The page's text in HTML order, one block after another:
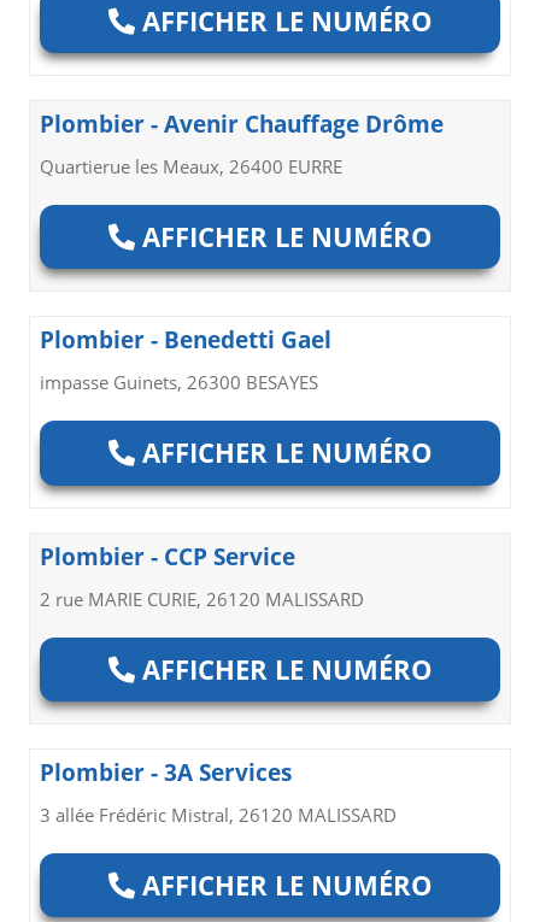
AFFICHER LE NUMÉRO
Plombier - Avenir Chauffage Drôme
Quartierue les Meaux, 26400 EURRE
AFFICHER LE NUMÉRO
Plombier - Benedetti Gael
impasse Guinets, 26300 BESAYES
AFFICHER LE NUMÉRO
Plombier - CCP Service
2 rue MARIE CURIE, 26120 MALISSARD
AFFICHER LE NUMÉRO
Plombier - 3A Services
3 allée Frédéric Mistral, 26120 MALISSARD
AFFICHER LE NUMÉRO